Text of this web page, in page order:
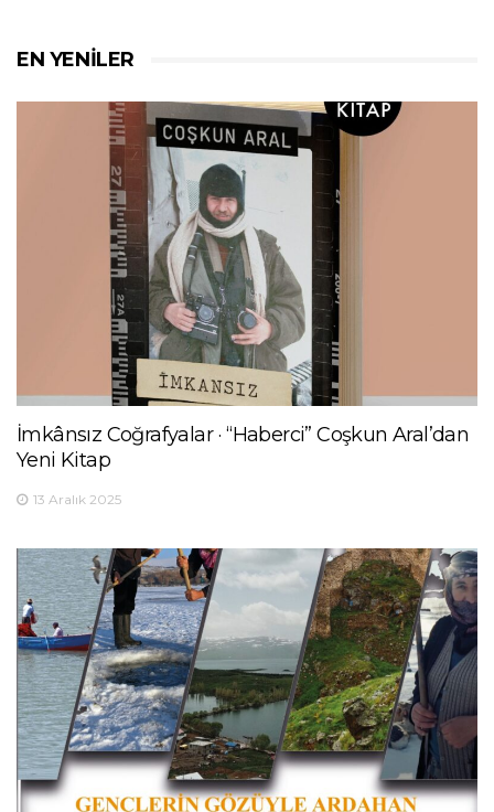
EN YENILER
İmkânsız Coğrafyalar · “Haberci” Coşkun Aral’dan
Yeni Kitap
13 Aralık 2025